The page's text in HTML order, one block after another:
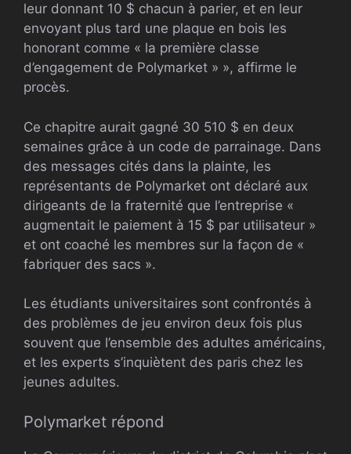
leur donnant 10 $ chacun à parier, et en leur
envoyant plus tard une plaque en bois les
honorant comme « la première classe
d’engagement de Polymarket » », affirme le
procès.
Ce chapitre aurait gagné 30 510 $ en deux
semaines grâce à un code de parrainage. Dans
des messages cités dans la plainte, les
représentants de Polymarket ont déclaré aux
dirigeants de la fraternité que l’entreprise «
augmentait le paiement à 15 $ par utilisateur »
et ont coaché ​​les membres sur la façon de «
fabriquer des sacs ».
Les étudiants universitaires sont confrontés à
des problèmes de jeu environ deux fois plus
souvent que l’ensemble des adultes américains,
et les experts s’inquiètent des paris chez les
jeunes adultes.
Polymarket répond